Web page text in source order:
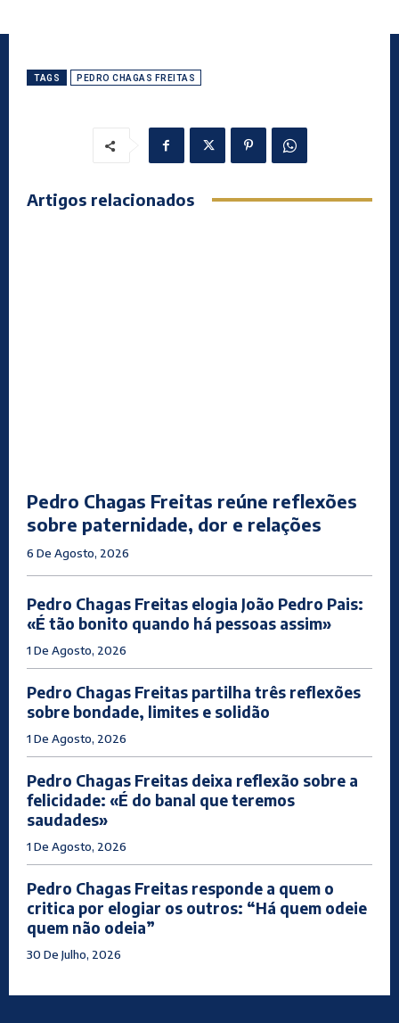
TAGS PEDRO CHAGAS FREITAS
Artigos relacionados
Pedro Chagas Freitas reúne reflexões
sobre paternidade, dor e relações
6 De Agosto, 2026
Pedro Chagas Freitas elogia João Pedro Pais:
«É tão bonito quando há pessoas assim»
1 De Agosto, 2026
Pedro Chagas Freitas partilha três reflexões
sobre bondade, limites e solidão
1 De Agosto, 2026
Pedro Chagas Freitas deixa reflexão sobre a
felicidade: «É do banal que teremos
saudades»
1 De Agosto, 2026
Pedro Chagas Freitas responde a quem o
critica por elogiar os outros: “Há quem odeie
quem não odeia”
30 De Julho, 2026